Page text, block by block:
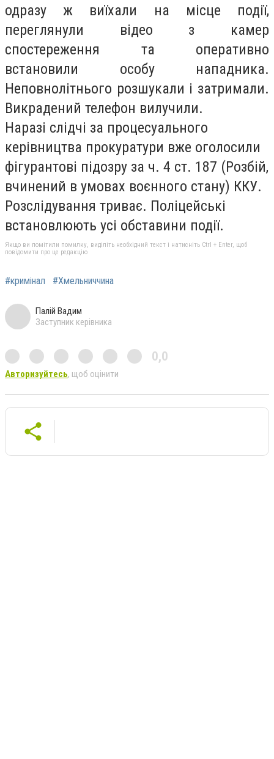
одразу ж виїхали на місце події,
переглянули відео з камер
спостереження та оперативно
встановили особу нападника.
Неповнолітнього розшукали і затримали.
Викрадений телефон вилучили.
Наразі слідчі за процесуального
керівництва прокуратури вже оголосили
фігурантові підозру за ч. 4 ст. 187 (Розбій,
вчинений в умовах воєнного стану) ККУ.
Розслідування триває. Поліцейські
встановлюють усі обставини події.
Якщо ви помітили помилку, виділіть необхідний текст і натисніть Ctrl + Enter, щоб
повідомити про це редакцію
#кримінал #Хмельниччина
Палій Вадим
Заступник керівника
0,0
Авторизуйтесь, щоб оцінити